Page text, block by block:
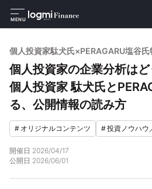
MENU
個人投資家駄犬氏×PERAGARU塩谷氏
個人投資家の企業分析は
個人投資家 駄犬氏と
る、公開情報の読み方
# オリジナルコンテンツ #投資ノウハウ
開催日 2026/04/17
公開日 2026/06/01